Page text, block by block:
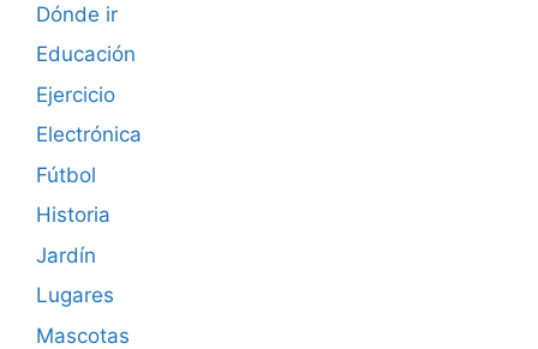
Dónde ir
Educación
Ejercicio
Electrónica
Fútbol
Historia
Jardín
Lugares
Mascotas